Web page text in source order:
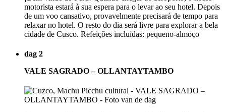
motorista estará à sua espera para o levar ao seu hotel. Depois
de um voo cansativo, provavelmente precisará de tempo para
relaxar no hotel. O resto do dia será livre para explorar a bela
cidade de Cusco. Refeições incluídas: pequeno-almoço
dag 2
VALE SAGRADO – OLLANTAYTAMBO